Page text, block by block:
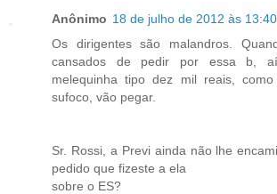
Anônimo 18 de julho de 2012 às 13:40
Os dirigentes são malandros.
cansados de pedir por essa b,
melequinha tipo dez mil reais,
sufoco, vão pegar.
Sr. Rossi, a Previ ainda não lhe
pedido que fizeste a ela
sobre o ES?